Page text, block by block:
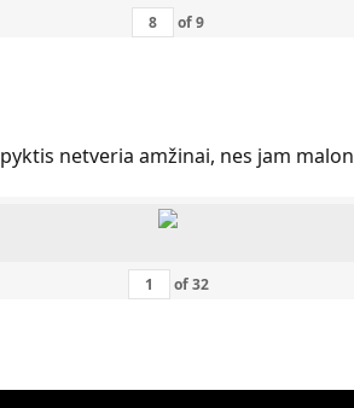
of9
netveria amžinai, nes jam
of32